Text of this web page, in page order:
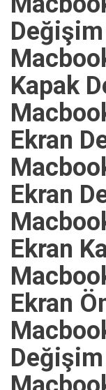
Değişim
Kapak
Ekran
Ekran
Ekran
Ekran
Değişim